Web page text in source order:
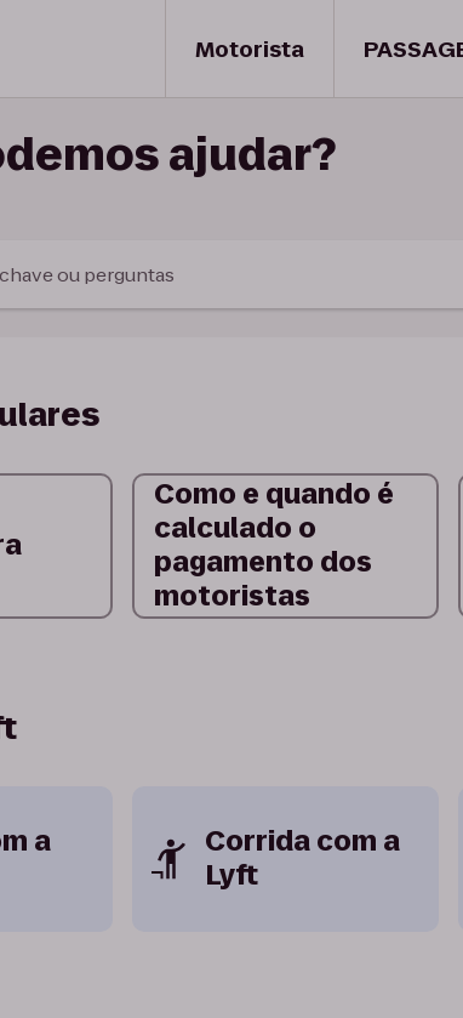
Motorista
ajudar?
ou perguntas
Como e quando é
calculado o
pagamento dos
motoristas
a
Corrida com a
Lyft